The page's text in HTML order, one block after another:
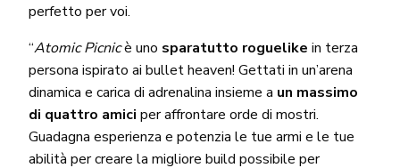
perfetto per voi.
“Atomic Picnicè uno sparatutto roguelike in terza
persona ispirato ai bullet heaven! Gettati in un’arena
dinamica e carica di adrenalina insieme a un massimo
di quattro amici per affrontare orde di mostri.
Guadagna esperienza e potenzia le tue armi e le tue
abilità per creare la migliore build possibile per